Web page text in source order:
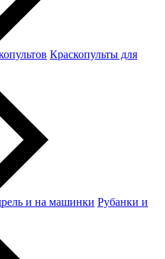
Краскопульты для
и на машинки Рубанки и